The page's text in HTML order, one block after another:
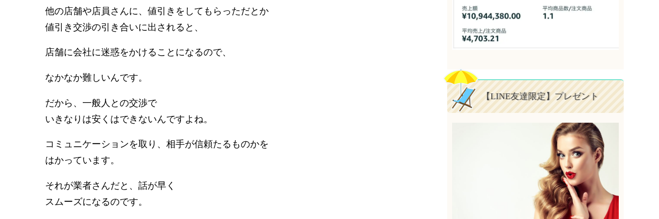
他の店舗や店員さんに、値引きをしてもらっただとか
値引き交渉の引き合いに出されると、
店舗に会社に迷惑をかけることになるので、
なかなか難しいんです。
だから、一般人との交渉で
いきなりは安くはできないんですよね。
コミュニケーションを取り、相手が信頼たるものかを
はかっています。
それが業者さんだと、話が早く
スムーズになるのです。
【LINE友達限定】プレゼント